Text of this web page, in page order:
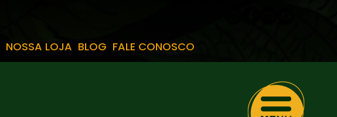
NOSSA LOJA BLOG FALE CONOSCO